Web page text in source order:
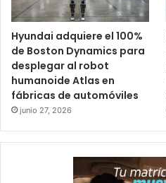
Hyundai adquiere el 100%
de Boston Dynamics para
desplegar al robot
humanoide Atlas en
fábricas de automóviles
junio 27, 2026